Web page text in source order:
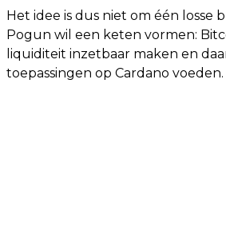
Het idee is dus niet om één losse
Pogun wil een keten vormen:
liquiditeit inzetbaar maken en
toepassingen op Cardano voeden.